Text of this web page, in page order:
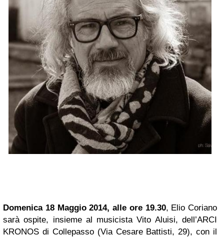
Domenica 18 Maggio 2014, alle ore 19.30, Elio Coriano
sarà ospite, insieme al musicista Vito Aluisi, dell’ARCI
KRONOS di Collepasso (Via Cesare Battisti, 29), con il